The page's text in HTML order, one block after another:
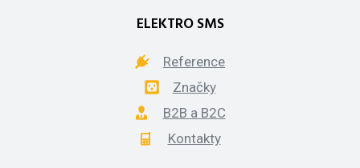
ELEKTRO SMS
Reference
Značky
B2B a B2C
Kontakty